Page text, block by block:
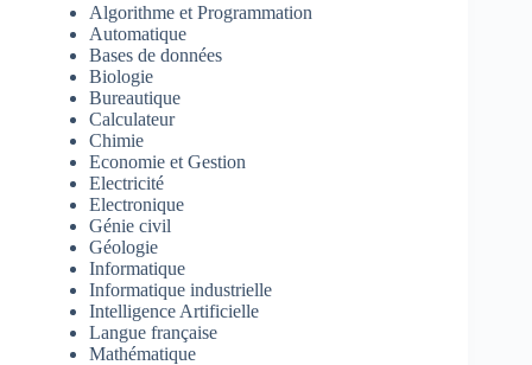
Algorithme et Programmation
Automatique
Bases de données
Biologie
Bureautique
Calculateur
Chimie
Economie et Gestion
Electricité
Electronique
Génie civil
Géologie
Informatique
Informatique industrielle
Intelligence Artificielle
Langue française
Mathématique